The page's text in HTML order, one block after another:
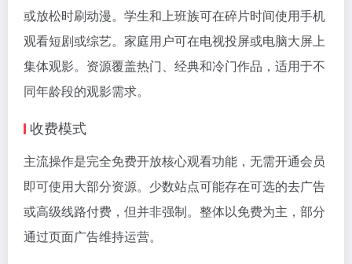
或放松时刷动漫。学生和上班族可在碎片时间使用手机
观看短剧或综艺。家庭用户可在电视投屏或电脑大屏上
集体观影。资源覆盖热门、经典和冷门作品，适用于不
同年龄段的观影需求。
收费模式
主流操作是完全免费开放核心观看功能，无需开通会员
即可使用大部分资源。少数站点可能存在可选的去广告
或高级线路付费，但并非强制。整体以免费为主，部分
通过页面广告维持运营。